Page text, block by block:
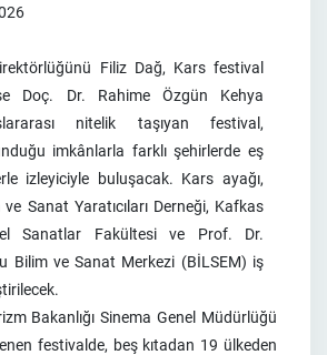
Filiz Dağ, Kars festival
Doç. Dr. Rahime Özgün Kehya
nitelik taşıyan festival,
imkânlarla farklı şehirlerde eş
izleyiciyle buluşacak. Kars ayağı,
Sanat Yaratıcıları Derneği, Kafkas
Sanatlar Fakültesi ve Prof. Dr.
Bilim ve Sanat Merkezi (BİLSEM) iş
Bakanlığı Sinema Genel Müdürlüğü
festivalde, beş kıtadan 19 ülkeden